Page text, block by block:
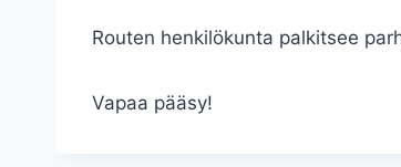
Routen henkilökunta palkitsee
Vapaa pääsy!